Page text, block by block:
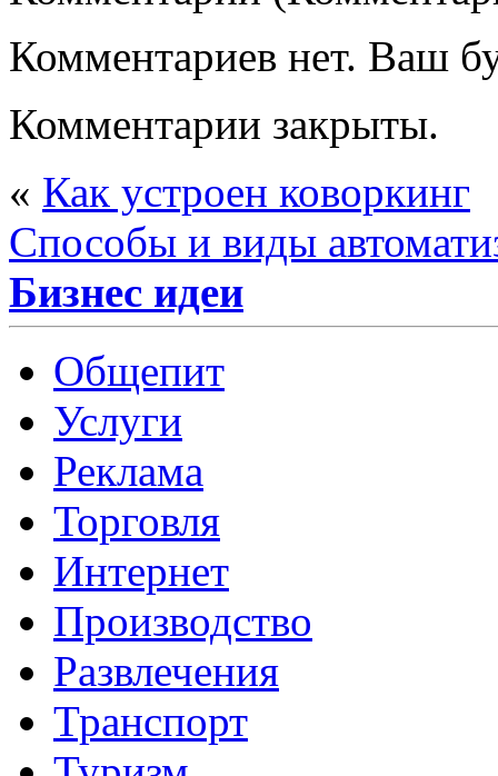
Комментариев нет. Ваш
Комментарии закрыты.
« Как устроен коворкинг
Способы и виды
Бизнес идеи
Общепит
Услуги
Реклама
Торговля
Интернет
Производство
Развлечения
Транспорт